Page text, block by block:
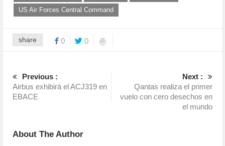
US Air Forces Central Command
share 0 0
Previous :
Airbus exhibirá el ACJ319 en
EBACE
Next :
Qantas realiza el primer
vuelo con cero desechos en
el mundo
About The Author